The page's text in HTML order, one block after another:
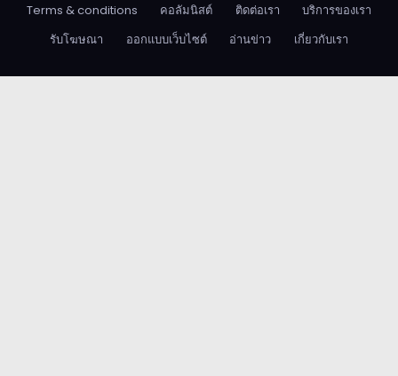
Terms & conditions
คอลัมนิสต์ ติดต่อเรา
บริการของเรา
รับโฆษณา
ออกแบบเว็บไซต์ อ่านข่าว เกี่ยวกับเรา